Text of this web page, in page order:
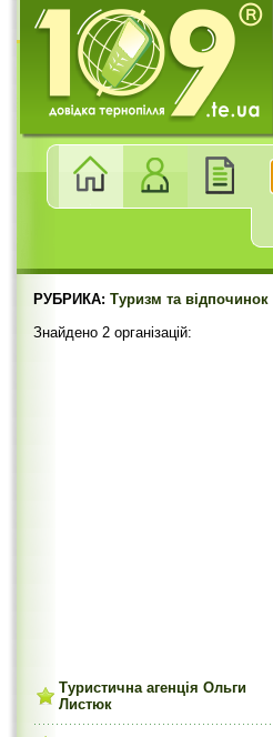
РУБРИКА: Туризм та відпочинок
Знайдено 2 організацій:
Туристична агенція Ольги
Листюк